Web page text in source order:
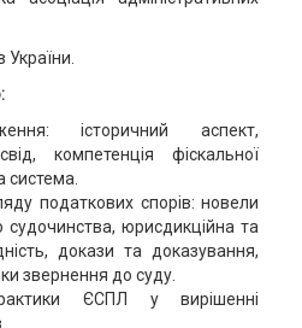
України.
історичний аспект,
компетенція фіскальної
система.
податкових спорів: новели
судочинства, юрисдикційна та
докази та доказування,
звернення до суду.
ЄСПЛ у вирішенні